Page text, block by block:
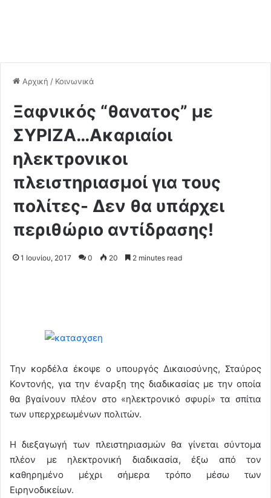
Αρχική / Κοινωνικά
Ξαφνικός “θανατος” με
ΣΥΡΙΖΑ…Ακαριαίοι
ηλεκτρονικοι
πλειστηριασμοί για τους
πολίτες- Δεν θα υπάρχει
περιθώριο αντίδρασης!
1 Ιουνίου, 2017 0 20 2 minutes read
Την κορδέλα έκοψε ο υπουργός Δικαιοσύνης, Σταύρος
Κοντονής, για την έναρξη της διαδικασίας με την οποία
θα βγαίνουν πλέον στο «ηλεκτρονικό σφυρί» τα σπίτια
των υπερχρεωμένων πολιτών.
Η διεξαγωγή των πλειστηριασμών θα γίνεται σύντομα
πλέον με ηλεκτρονική διαδικασία, έξω από τον
καθηρημένο μέχρι σήμερα τρόπο μέσω των
Ειρηνοδικείων.